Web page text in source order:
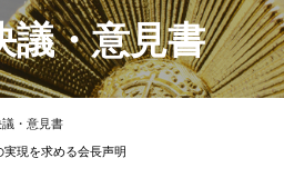
議・意見書
・意見書
現を求める会長声明